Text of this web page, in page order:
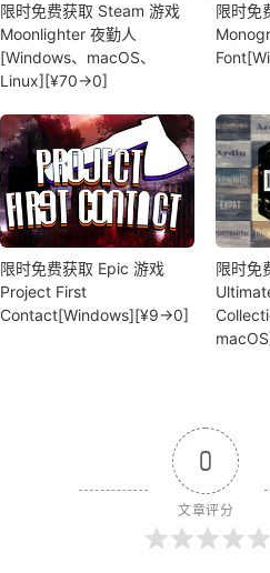
限时免费获取 Steam 游戏
Moonlighter 夜勤人
[Windows、macOS、
Linux][¥70→0]
限时免
限时免费获取 Epic 游戏
Project First
Contact[Windows][¥9→0]
限时免
0
文章评分